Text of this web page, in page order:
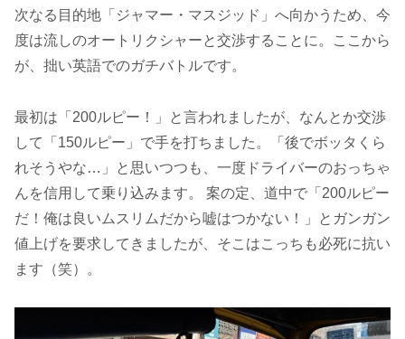
次なる目的地「ジャマー・マスジッド」へ向かうため、今
度は流しのオートリクシャーと交渉することに。ここから
が、拙い英語でのガチバトルです。
最初は「200ルピー！」と言われましたが、なんとか交渉
して「150ルピー」で手を打ちました。「後でボッタくら
れそうやな…」と思いつつも、一度ドライバーのおっちゃ
んを信用して乗り込みます。 案の定、道中で「200ルピー
だ！俺は良いムスリムだから嘘はつかない！」とガンガン
値上げを要求してきましたが、そこはこっちも必死に抗い
ます（笑）。